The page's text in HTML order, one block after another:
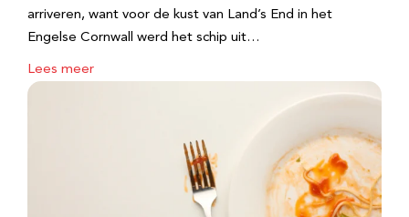
arriveren, want voor de kust van Land’s End in het
Engelse Cornwall werd het schip uit…
Lees meer